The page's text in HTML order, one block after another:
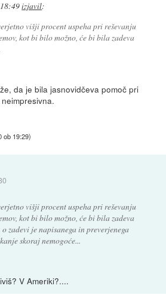
izjavil:
višji procent uspeha pri reševanju
kot bi bilo možno, će bi bila zadeva
da je bila jasnovidčeva pomoč pri
ob 19:29)
višji procent uspeha pri reševanju
kot bi bilo možno, će bi bila zadeva
zadevi je napisanega in preverjenega
skoraj nemogoće...
V Ameriki?....